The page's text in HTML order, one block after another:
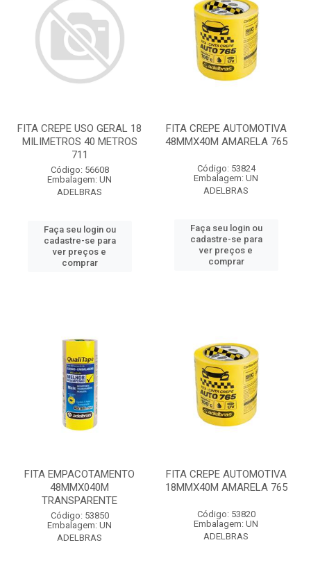
FITA CREPE USO GERAL 18
MILIMETROS 40 METROS
711
Código: 56608
Embalagem: UN
ADELBRAS
Faça seu login ou
cadastre-se para
ver preços e
comprar
FITA CREPE AUTOMOTIVA
48MMX40M AMARELA 765
Código: 53824
Embalagem: UN
ADELBRAS
Faça seu login ou
cadastre-se para
ver preços e
comprar
FITA EMPACOTAMENTO
48MMX040M
TRANSPARENTE
Código: 53850
Embalagem: UN
ADELBRAS
FITA CREPE AUTOMOTIVA
18MMX40M AMARELA 765
Código: 53820
Embalagem: UN
ADELBRAS